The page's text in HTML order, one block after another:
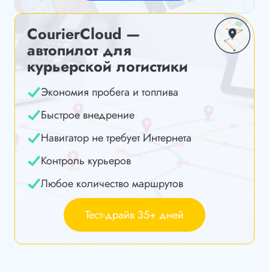
CourierCloud —
автопилот для
курьерской логистики
Экономия пробега и топлива
Быстрое внедрение
Навигатор не требует Интернета
Контроль курьеров
Любое количество маршрутов
Тест-драйв 35+ дней